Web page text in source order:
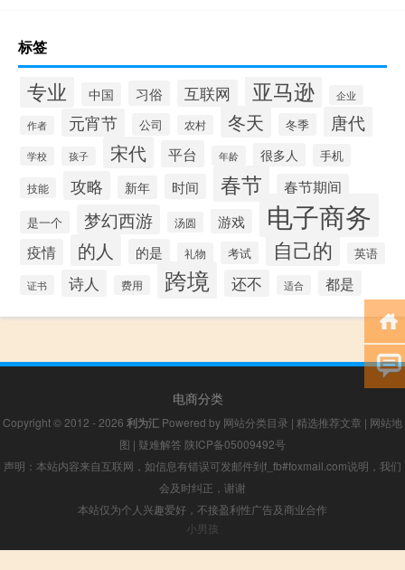
标签
专业 中国 习俗 互联网 亚马逊 企业
作者 元宵节 公司 农村 冬天 冬季 唐代
学校 孩子 宋代 平台 年龄 很多人 手机
技能 攻略 新年 时间 春节 春节期间
是一个 梦幻西游 汤圆 游戏 电子商务
疫情 的人 的是 礼物 考试 自己的 英语
证书 诗人 费用 跨境 还不 适合 都是
电商分类
Copyright © 2012 - 2026 利为汇 Powered by 网站分类目录 | 精选推荐文章 | 网站地
图 | 疑难解答 陕ICP备05009492号
声明：本站内容来自互联网，如信息有错误可发邮件到f_fb#foxmail.com说明，我们
会及时纠正，谢谢
本站仅为个人兴趣爱好，不接盈利性广告及商业合作
小男孩